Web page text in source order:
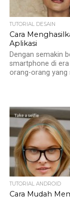
TUTORIAL DESAIN
Cara
Aplikasi
Dengan semakin
smartphone di
orang-orang yang
TUTORIAL ANDROID
Cara Mudah